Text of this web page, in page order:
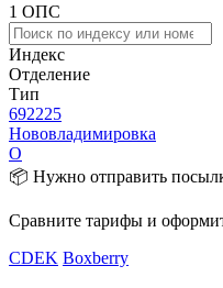
1 ОПС
Индекс
Отделение
Тип
692225
Нововладимировка
О
📦 Нужно отправить
Сравните тарифы и
CDEK Boxberry